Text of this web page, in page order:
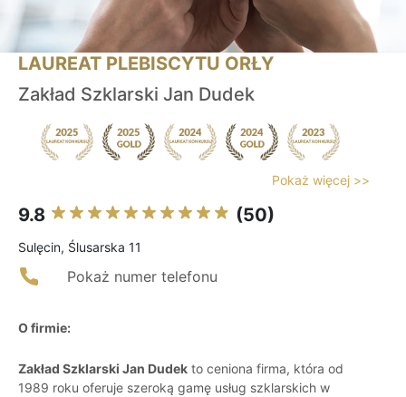
LAUREAT PLEBISCYTU ORŁY
Zakład Szklarski Jan Dudek
Pokaż więcej >>
9.8 (50)
Sulęcin, Ślusarska 11
Pokaż numer telefonu
O firmie:
Zakład Szklarski Jan Dudek to ceniona firma, która od
1989 roku oferuje szeroką gamę usług szklarskich w